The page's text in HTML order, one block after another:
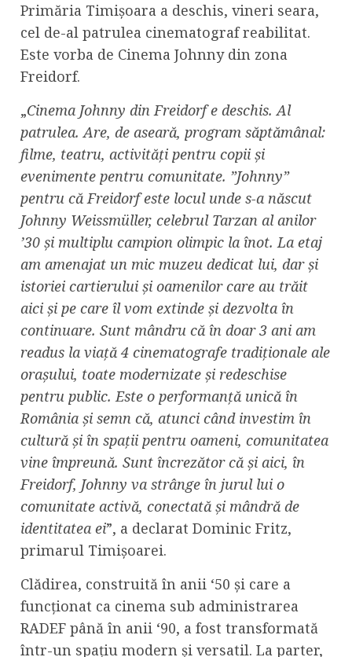
Primăria Timișoara a deschis, vineri seara,
cel de-al patrulea cinematograf reabilitat.
Este vorba de Cinema Johnny din zona
Freidorf.
„Cinema Johnny din Freidorf e deschis. Al
patrulea. Are, de aseară, program săptămânal:
filme, teatru, activități pentru copii și
evenimente pentru comunitate. ”Johnny”
pentru că Freidorf este locul unde s-a născut
Johnny Weissmüller, celebrul Tarzan al anilor
’30 și multiplu campion olimpic la înot. La etaj
am amenajat un mic muzeu dedicat lui, dar și
istoriei cartierului și oamenilor care au trăit
aici și pe care îl vom extinde și dezvolta în
continuare. Sunt mândru că în doar 3 ani am
readus la viață 4 cinematografe tradiționale ale
orașului, toate modernizate și redeschise
pentru public. Este o performanță unică în
România și semn că, atunci când investim în
cultură și în spații pentru oameni, comunitatea
vine împreună. Sunt încrezător că și aici, în
Freidorf, Johnny va strânge în jurul lui o
comunitate activă, conectată și mândră de
identitatea ei”, a declarat Dominic Fritz,
primarul Timișoarei.
Clădirea, construită în anii ‘50 și care a
funcționat ca cinema sub administrarea
RADEF până în anii ‘90, a fost transformată
într-un spațiu modern și versatil. La parter,